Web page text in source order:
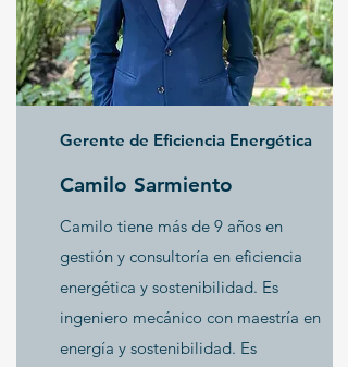
Gerente de Eficiencia Energética
Camilo Sarmiento
Camilo tiene más de 9 años en
gestión y consultoría en eficiencia
energética y sostenibilidad. Es
ingeniero mecánico con maestría en
energía y sostenibilidad. Es